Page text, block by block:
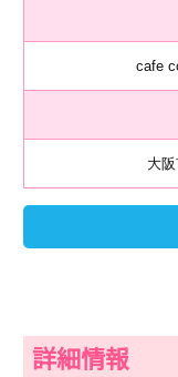
cafe
大
詳細情報